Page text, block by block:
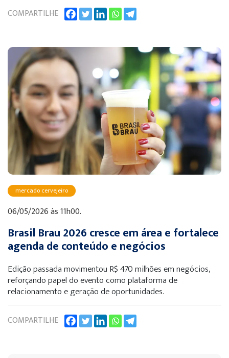
COMPARTILHE
mercado cervejeiro
06/05/2026 às 11h00.
Brasil Brau 2026 cresce em área e fortalece
agenda de conteúdo e negócios
Edição passada movimentou R$ 470 milhões em negócios,
reforçando papel do evento como plataforma de
relacionamento e geração de oportunidades.
COMPARTILHE